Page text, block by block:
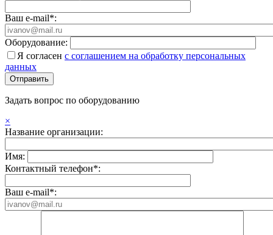
Ваш e-mail*:
Оборудование:
Я согласен с соглашением на обработку персональных
данных
Задать вопрос по оборудованию
×
Название организации:
Имя:
Контактный телефон*:
Ваш e-mail*: